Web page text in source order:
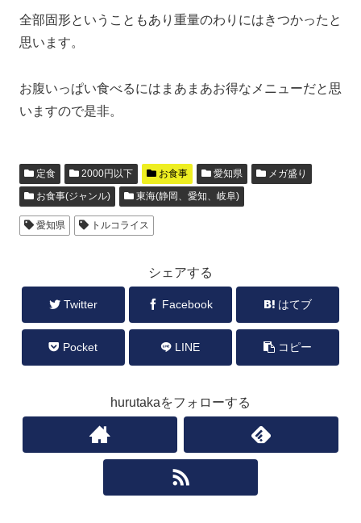
全部固形ということもあり重量のわりにはきつかったと
思います。
お腹いっぱい食べるにはまあまあお得なメニューだと思
いますので是非。
定食 2000円以下 お食事 愛知県
メガ盛り
お食事(ジャンル)
東海(静岡、愛知、岐阜)
愛知県 トルコライス
シェアする
Twitter Facebook はてブ
Pocket LINE コピー
hurutakaをフォローする